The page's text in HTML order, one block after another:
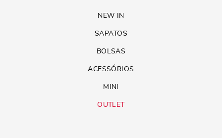
NEW IN
SAPATOS
BOLSAS
ACESSÓRIOS
MINI
OUTLET